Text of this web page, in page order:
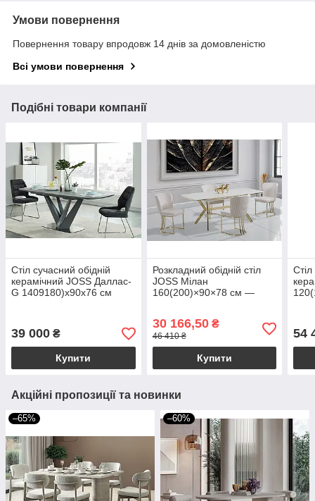
Умови повернення
Повернення товару впродовж 14 днів за домовленістю
Всі умови повернення
Подібні товари компанії
Стіл сучасний обідній
керамічний JOSS Даллас-
G 1409180)х90х76 см
39 000 ₴
Купити
Розкладний обідній стіл
JOSS Мілан
160(200)×90×78 см —
ніжками
30 166,50₴
46 410 ₴
Купити
54
Акційні пропозиції та новинки
–65% –60%